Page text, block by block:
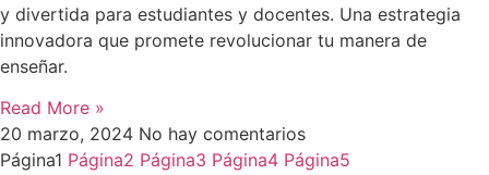
y divertida para estudiantes y docentes. Una estrategia
innovadora que promete revolucionar tu manera de
enseñar.
Read More »
20 marzo, 2024 No hay comentarios
Página1 Página2 Página3 Página4 Página5